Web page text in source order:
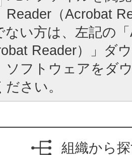
Reader（Acrobat
ない方は、左記の
Reader）」ダ
ソフトウェアをダ
さい。
組織から